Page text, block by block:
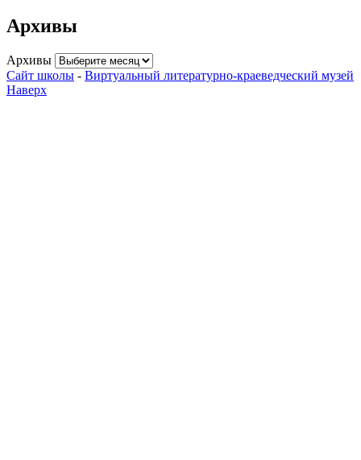
Архивы
Архивы
Сайт школы - Виртуальный литературно-краеведческий музей
Наверх